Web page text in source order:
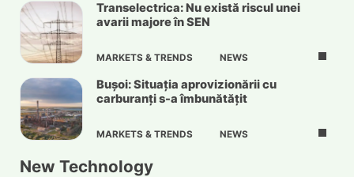
Transelectrica: Nu există riscul unei
avarii majore în SEN
MARKETS & TRENDS NEWS
Bușoi: Situația aprovizionării cu
carburanți s-a îmbunătățit
MARKETS & TRENDS NEWS
New Technology